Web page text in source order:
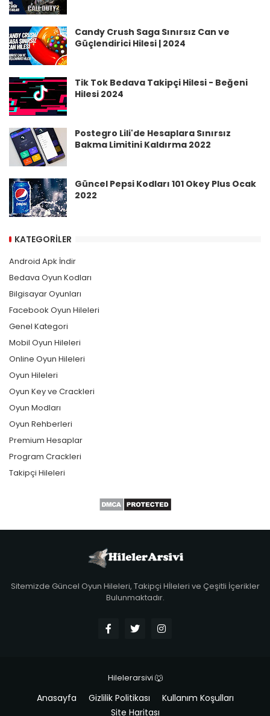
Candy Crush Saga Sınırsız Can ve
Güçlendirici Hilesi | 2024
Tik Tok Bedava Takipçi Hilesi - Beğeni
Hilesi 2024
Postegro Lili'de Hesaplara Sınırsız
Bakma Limitini Kaldırma 2022
Güncel Pepsi Kodları 101 Okey Plus Ocak
2022
KATEGORILER
Android Apk İndir
Bedava Oyun Kodları
Bilgisayar Oyunları
Facebook Oyun Hileleri
Genel Kategori
Mobil Oyun Hileleri
Online Oyun Hileleri
Oyun Hileleri
Oyun Key ve Crackleri
Oyun Modları
Oyun Rehberleri
Premium Hesaplar
Program Crackleri
Takipçi Hileleri
Sitemizde Güncel Oyun Hileleri, Takipçi Hİleleri ve Çeşitli İçerikler
Bulunmaktadır.
Hilelerarsivi 🐺
Anasayfa Gizlilik Politikası
Kullanım Koşulları
Site Haritası